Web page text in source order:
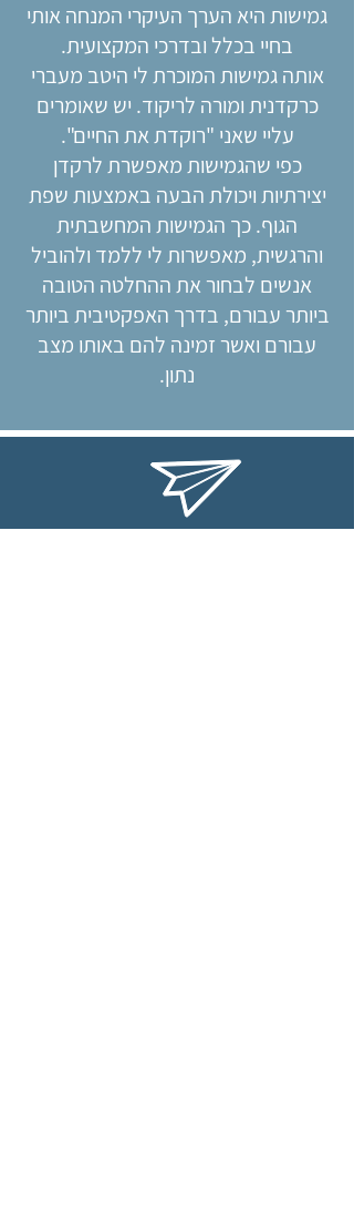
גמישות היא הערך העיקרי המנחה אותי
בחיי בכלל ובדרכי המקצועית.
אותה גמישות המוכרת לי היטב מעברי
כרקדנית ומורה לריקוד. יש שאומרים
עליי שאני "רוקדת את החיים".
כפי שהגמישות מאפשרת לרקדן
יצירתיות ויכולת הבעה באמצעות שפת
הגוף. כך הגמישות המחשבתית
והרגשית, מאפשרות לי ללמד ולהוביל
אנשים לבחור את ההחלטה הטובה
ביותר עבורם, בדרך האפקטיבית ביותר
עבורם ואשר זמינה להם באותו מצב
נתון.